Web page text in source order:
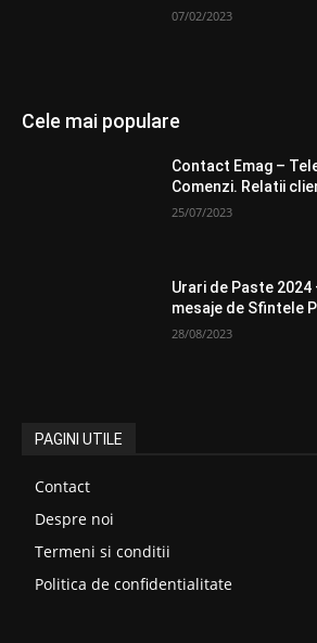
07/02/2023
Cele mai populare
Contact Emag –
Comenzi. Relatii
25/07/2023
Urari de Paste
mesaje de Sfintele
28/08/2023
PAGINI UTILE
Contact
Despre noi
Termeni si conditii
Politica de confidentialitate